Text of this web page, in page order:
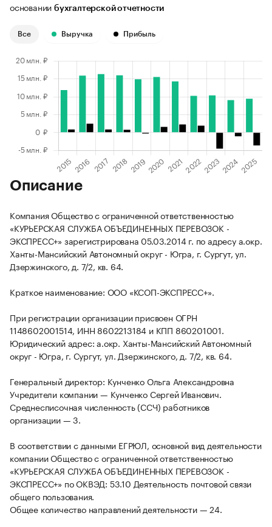
основании бухгалтерской отчетности
Все Выручка Прибыль
Описание
Компания Общество с ограниченной ответственностью
«КУРЬЕРСКАЯ СЛУЖБА ОБЪЕДИНЕННЫХ ПЕРЕВОЗОК -
ЭКСПРЕСС+» зарегистрирована 05.03.2014 г. по адресу а.окр.
Ханты-Мансийский Автономный округ - Югра, г. Сургут, ул.
Дзержинского, д. 7/2, кв. 64.
Краткое наименование: ООО «КСОП-ЭКСПРЕСС+».
При регистрации организации присвоен ОГРН
1148602001514, ИНН 8602213184 и КПП 860201001.
Юридический адрес: а.окр. Ханты-Мансийский Автономный
округ - Югра, г. Сургут, ул. Дзержинского, д. 7/2, кв. 64.
Генеральный директор: Кунченко Ольга Александровна
Учредители компании — Кунченко Сергей Иванович.
Среднесписочная численность (ССЧ) работников
организации — 3.
В соответствии с данными ЕГРЮЛ, основной вид деятельности
компании Общество с ограниченной ответственностью
«КУРЬЕРСКАЯ СЛУЖБА ОБЪЕДИНЕННЫХ ПЕРЕВОЗОК -
ЭКСПРЕСС+» по ОКВЭД: 53.10 Деятельность почтовой связи
общего пользования.
Общее количество направлений деятельности — 24.